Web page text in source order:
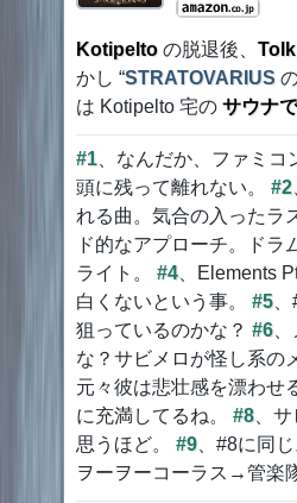
Kotipelto の脱退後、
かし “STRATOVARIUS
は Kotipelto 宅の サウナ
#1 、なんだか、ファミ
頭に残って離れない。 #2
れる曲。気合の入ったラ
ド的なアプローチ。ド
ライト。 #4 、Elements
白くないという事。 #5
狙っているのかな？ #6
な？サビメロが怪し系の
元々彼は悲壮感を漂わせ
に充満してるね。 #8 、
思うほど。 #9 、#8に同
ヲーヲーコーラス→管楽